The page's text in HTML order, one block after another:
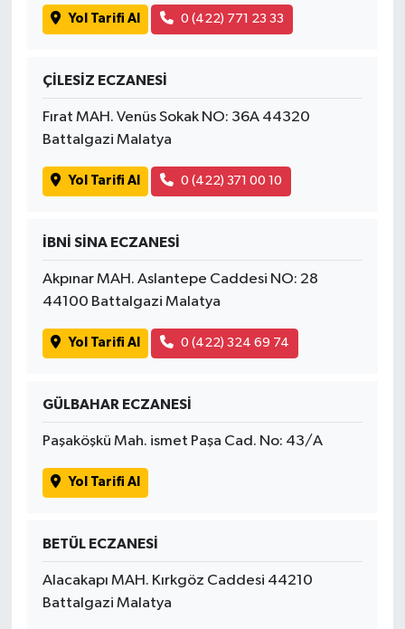
Yol Tarifi Al 0 (422) 771 23 33
ÇİLESİZ ECZANESİ
Fırat MAH. Venüs Sokak NO: 36A 44320
Battalgazi Malatya
Yol Tarifi Al 0 (422) 371 00 10
İBNİ SİNA ECZANESİ
Akpınar MAH. Aslantepe Caddesi NO: 28
44100 Battalgazi Malatya
Yol Tarifi Al 0 (422) 324 69 74
GÜLBAHAR ECZANESİ
Paşaköşkü Mah. ismet Paşa Cad. No: 43/A
Yol Tarifi Al
BETÜL ECZANESİ
Alacakapı MAH. Kırkgöz Caddesi 44210
Battalgazi Malatya